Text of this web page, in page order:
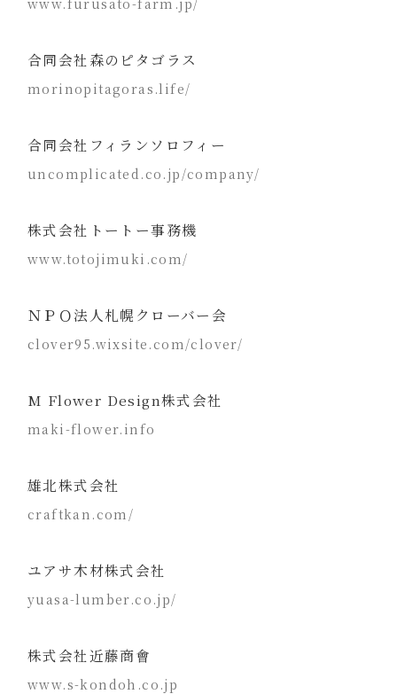
www.furusato-farm.jp/
合同会社森のピタゴラス
morinopitagoras.life/
合同会社フィランソロフィー
uncomplicated.co.jp/company/
株式会社トートー事務機
www.totojimuki.com/
ＮＰＯ法人札幌クローバー会
clover95.wixsite.com/clover/
M Flower Design株式会社
maki-flower.info
雄北株式会社
craftkan.com/
ユアサ木材株式会社
yuasa-lumber.co.jp/
株式会社近藤商會
www.s-kondoh.co.jp